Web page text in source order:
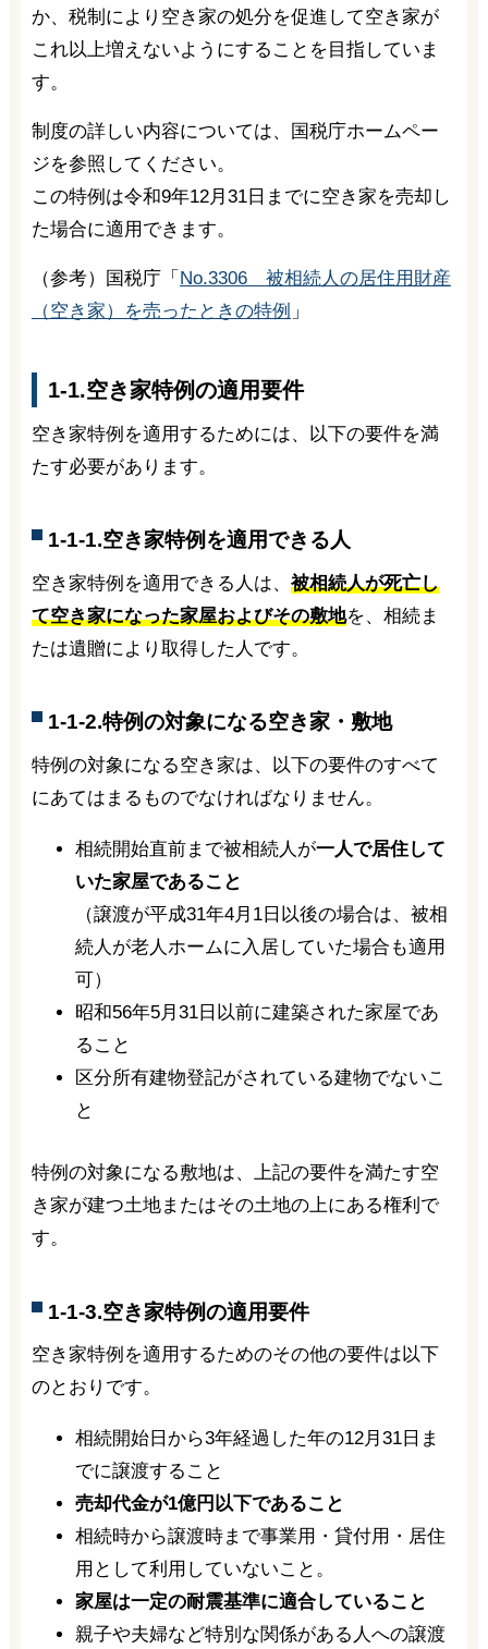
か、税制により空き家の処分を促進して空き家が
これ以上増えないようにすることを目指していま
す。
制度の詳しい内容については、国税庁ホームペー
ジを参照してください。
この特例は令和9年12月31日までに空き家を売却し
た場合に適用できます。
（参考）国税庁「 No.3306 被相続人の居住用財産
（空き家）を売ったときの特例 」
1-1.空き家特例の適用要件
空き家特例を適用するためには、以下の要件を満
たす必要があります。
1-1-1.空き家特例を適用できる人
空き家特例を適用できる人は、 被相続人が死亡し
て空き家になった家屋およびその敷地を、相続ま
たは遺贈により取得した人です。
1-1-2.特例の対象になる空き家・敷地
特例の対象になる空き家は、以下の要件のすべて
にあてはまるものでなければなりません。
相続開始直前まで被相続人が一人で居住して
いた家屋であること
（譲渡が平成31年4月1日以後の場合は、被相
続人が老人ホームに入居していた場合も適用
可）
昭和56年5月31日以前に建築された家屋であ
ること
区分所有建物登記がされている建物でないこ
と
特例の対象になる敷地は、上記の要件を満たす空
き家が建つ土地またはその土地の上にある権利で
す。
1-1-3.空き家特例の適用要件
空き家特例を適用するためのその他の要件は以下
のとおりです。
相続開始日から3年経過した年の12月31日ま
でに譲渡すること
売却代金が1億円以下であること
相続時から譲渡時まで事業用・貸付用・居住
用として利用していないこと。
家屋は一定の耐震基準に適合していること
親子や夫婦など特別な関係がある人への譲渡